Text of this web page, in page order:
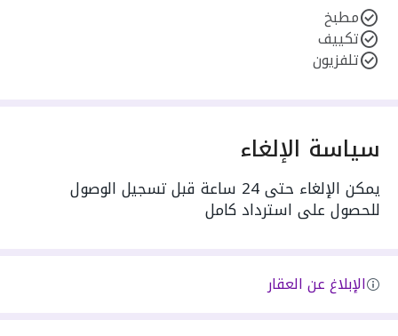
مطبخ
تكييف
تلفزيون
سياسة الإلغاء
يمكن الإلغاء حتى 24 ساعة قبل تسجيل الوصول
للحصول على استرداد كامل
الإبلاغ عن العقار